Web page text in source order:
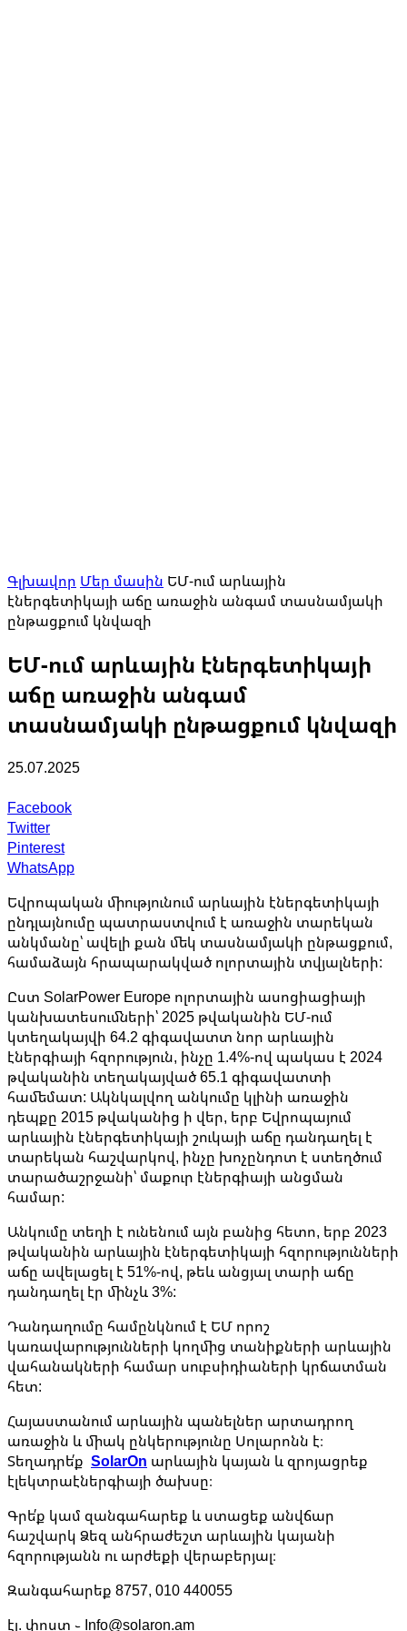
Գլխավոր Մեր մասին ԵՄ-ում արևային
էներգետիկայի աճը առաջին անգամ տասնամյակի
ընթացքում կնվազի
ԵՄ-ում արևային էներգետիկայի
աճը առաջին անգամ
տասնամյակի ընթացքում կնվազի
25.07.2025
Facebook
Twitter
Pinterest
WhatsApp
Եվրոպական միությունում արևային էներգետիկայի
ընդլայնումը պատրաստվում է առաջին տարեկան
անկմանը՝ ավելի քան մեկ տասնամյակի ընթացքում,
համաձայն հրապարակված ոլորտային տվյալների:
Ըստ SolarPower Europe ոլորտային ասոցիացիայի
կանխատեսումների՝ 2025 թվականին ԵՄ-ում
կտեղակայվի 64.2 գիգավատտ նոր արևային
էներգիայի հզորություն, ինչը 1.4%-ով պակաս է 2024
թվականին տեղակայված 65.1 գիգավատտի
համեմատ: Ակնկալվող անկումը կլինի առաջին
դեպքը 2015 թվականից ի վեր, երբ Եվրոպայում
արևային էներգետիկայի շուկայի աճը դանդաղել է
տարեկան հաշվարկով, ինչը խոչընդոտ է ստեղծում
տարածաշրջանի՝ մաքուր էներգիայի անցման
համար:
Անկումը տեղի է ունենում այն բանից հետո, երբ 2023
թվականին արևային էներգետիկայի հզորությունների
աճը ավելացել է 51%-ով, թեև անցյալ տարի աճը
դանդաղել էր մինչև 3%:
Դանդաղումը համընկնում է ԵՄ որոշ
կառավարությունների կողմից տանիքների արևային
վահանակների համար սուբսիդիաների կրճատման
հետ:
Հայաստանում արևային պանելներ արտադրող
առաջին և միակ ընկերությունը Սոլարոնն է։
Տեղադրե՛ք SolarOn արևային կայան և զրոյացրեք
էլեկտրաէներգիայի ծախսը։
Գրե՛ք կամ զանգահարեք և ստացեք անվճար
հաշվարկ Ձեզ անհրաժեշտ արևային կայանի
հզորությանն ու արժեքի վերաբերյալ։
Զանգահարեք 8757, 010 440055
էլ. փոստ ֊ Info@solaron.am